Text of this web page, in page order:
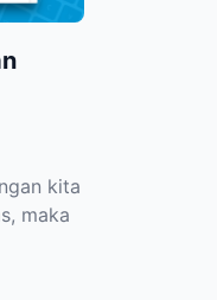
kita
maka